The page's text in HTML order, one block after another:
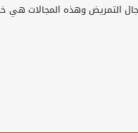
التمريض وهذه المجالات هي